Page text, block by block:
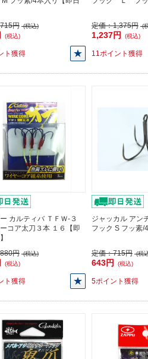
715円 (税込)
(税込)
ト獲得
定価：1,375円 (
1,237円 (税込)
11ポイント獲得
カルティバ ＴＦＷ-３
コア太刀３本 １６【即
880円 (税込)
(税込)
ト獲得
ジャッカル アン
フック S フッ素/
定価：715円 (税
643円 (税込)
5ポイント獲得